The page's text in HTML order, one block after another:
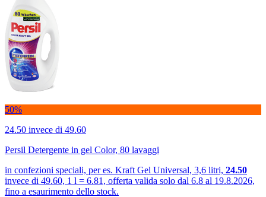
50%
24.50 invece di 49.60
Persil Detergente in gel Color, 80 lavaggi
in confezioni speciali, per es. Kraft Gel Universal, 3,6 litri, 24.50
invece di 49.60, 1 l = 6.81, offerta valida solo dal 6.8 al 19.8.2026,
fino a esaurimento dello stock.